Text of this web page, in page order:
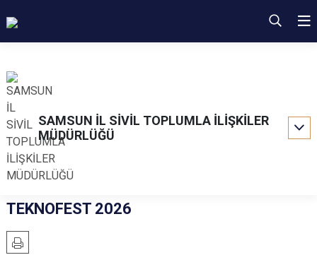
SAMSUN İL SİVİL TOPLUMLA İLİŞKİLER
MÜDÜRLÜĞÜ
TEKNOFEST 2026